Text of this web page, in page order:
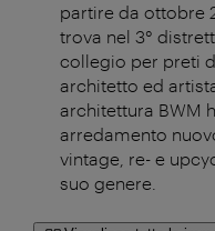
partire da ottobre
trova nel 3°
collegio per preti
architetto ed
architettura BWM
arredamento
vintage, re- e
suo genere.